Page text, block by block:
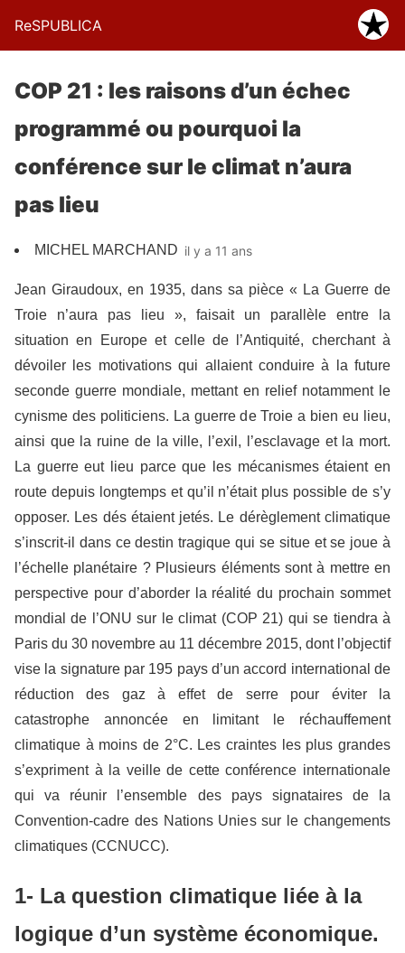
ReSPUBLICA
COP 21 : les raisons d’un échec
programmé ou pourquoi la
conférence sur le climat n’aura
pas lieu
MICHEL MARCHAND il y a 11 ans
Jean Giraudoux, en 1935, dans sa pièce « La Guerre de
Troie n’aura pas lieu », faisait un parallèle entre la
situation en Europe et celle de l’Antiquité, cherchant à
dévoiler les motivations qui allaient conduire à la future
seconde guerre mondiale, mettant en relief notamment le
cynisme des politiciens. La guerre de Troie a bien eu lieu,
ainsi que la ruine de la ville, l’exil, l’esclavage et la mort.
La guerre eut lieu parce que les mécanismes étaient en
route depuis longtemps et qu’il n’était plus possible de s’y
opposer. Les dés étaient jetés. Le dérèglement climatique
s’inscrit-il dans ce destin tragique qui se situe et se joue à
l’échelle planétaire ? Plusieurs éléments sont à mettre en
perspective pour d’aborder la réalité du prochain sommet
mondial de l’ONU sur le climat (COP 21) qui se tiendra à
Paris du 30 novembre au 11 décembre 2015, dont l’objectif
vise la signature par 195 pays d’un accord international de
réduction des gaz à effet de serre pour éviter la
catastrophe annoncée en limitant le réchauffement
climatique à moins de 2°C. Les craintes les plus grandes
s’expriment à la veille de cette conférence internationale
qui va réunir l’ensemble des pays signataires de la
Convention-cadre des Nations Unies sur le changements
climatiques (CCNUCC).
1- La question climatique liée à la
logique d’un système économique.